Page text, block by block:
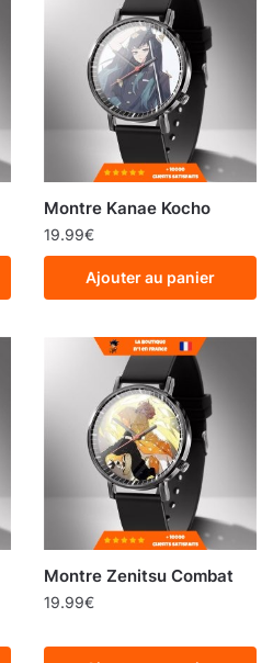
Montre Kanae Kocho
19.99€
Ajouter au panier
Montre Zenitsu Combat
19.99€